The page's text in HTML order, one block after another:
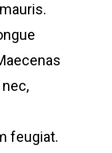
feugiat.